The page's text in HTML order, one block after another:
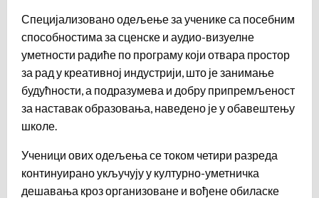
Специјализовано одељење за ученике са посебним
способностима за сценске и аудио-визуелне
уметности радиће по програму који отвара простор
за рад у креативној индустрији, што је занимање
будућности, а подразумева и добру припремљеност
за наставак образовања, наведено је у обавештењу
школе.
Ученици ових одељења се током четири разреда
континуирано укључују у културно-уметничка
дешавања кроз организоване и вођене обиласке